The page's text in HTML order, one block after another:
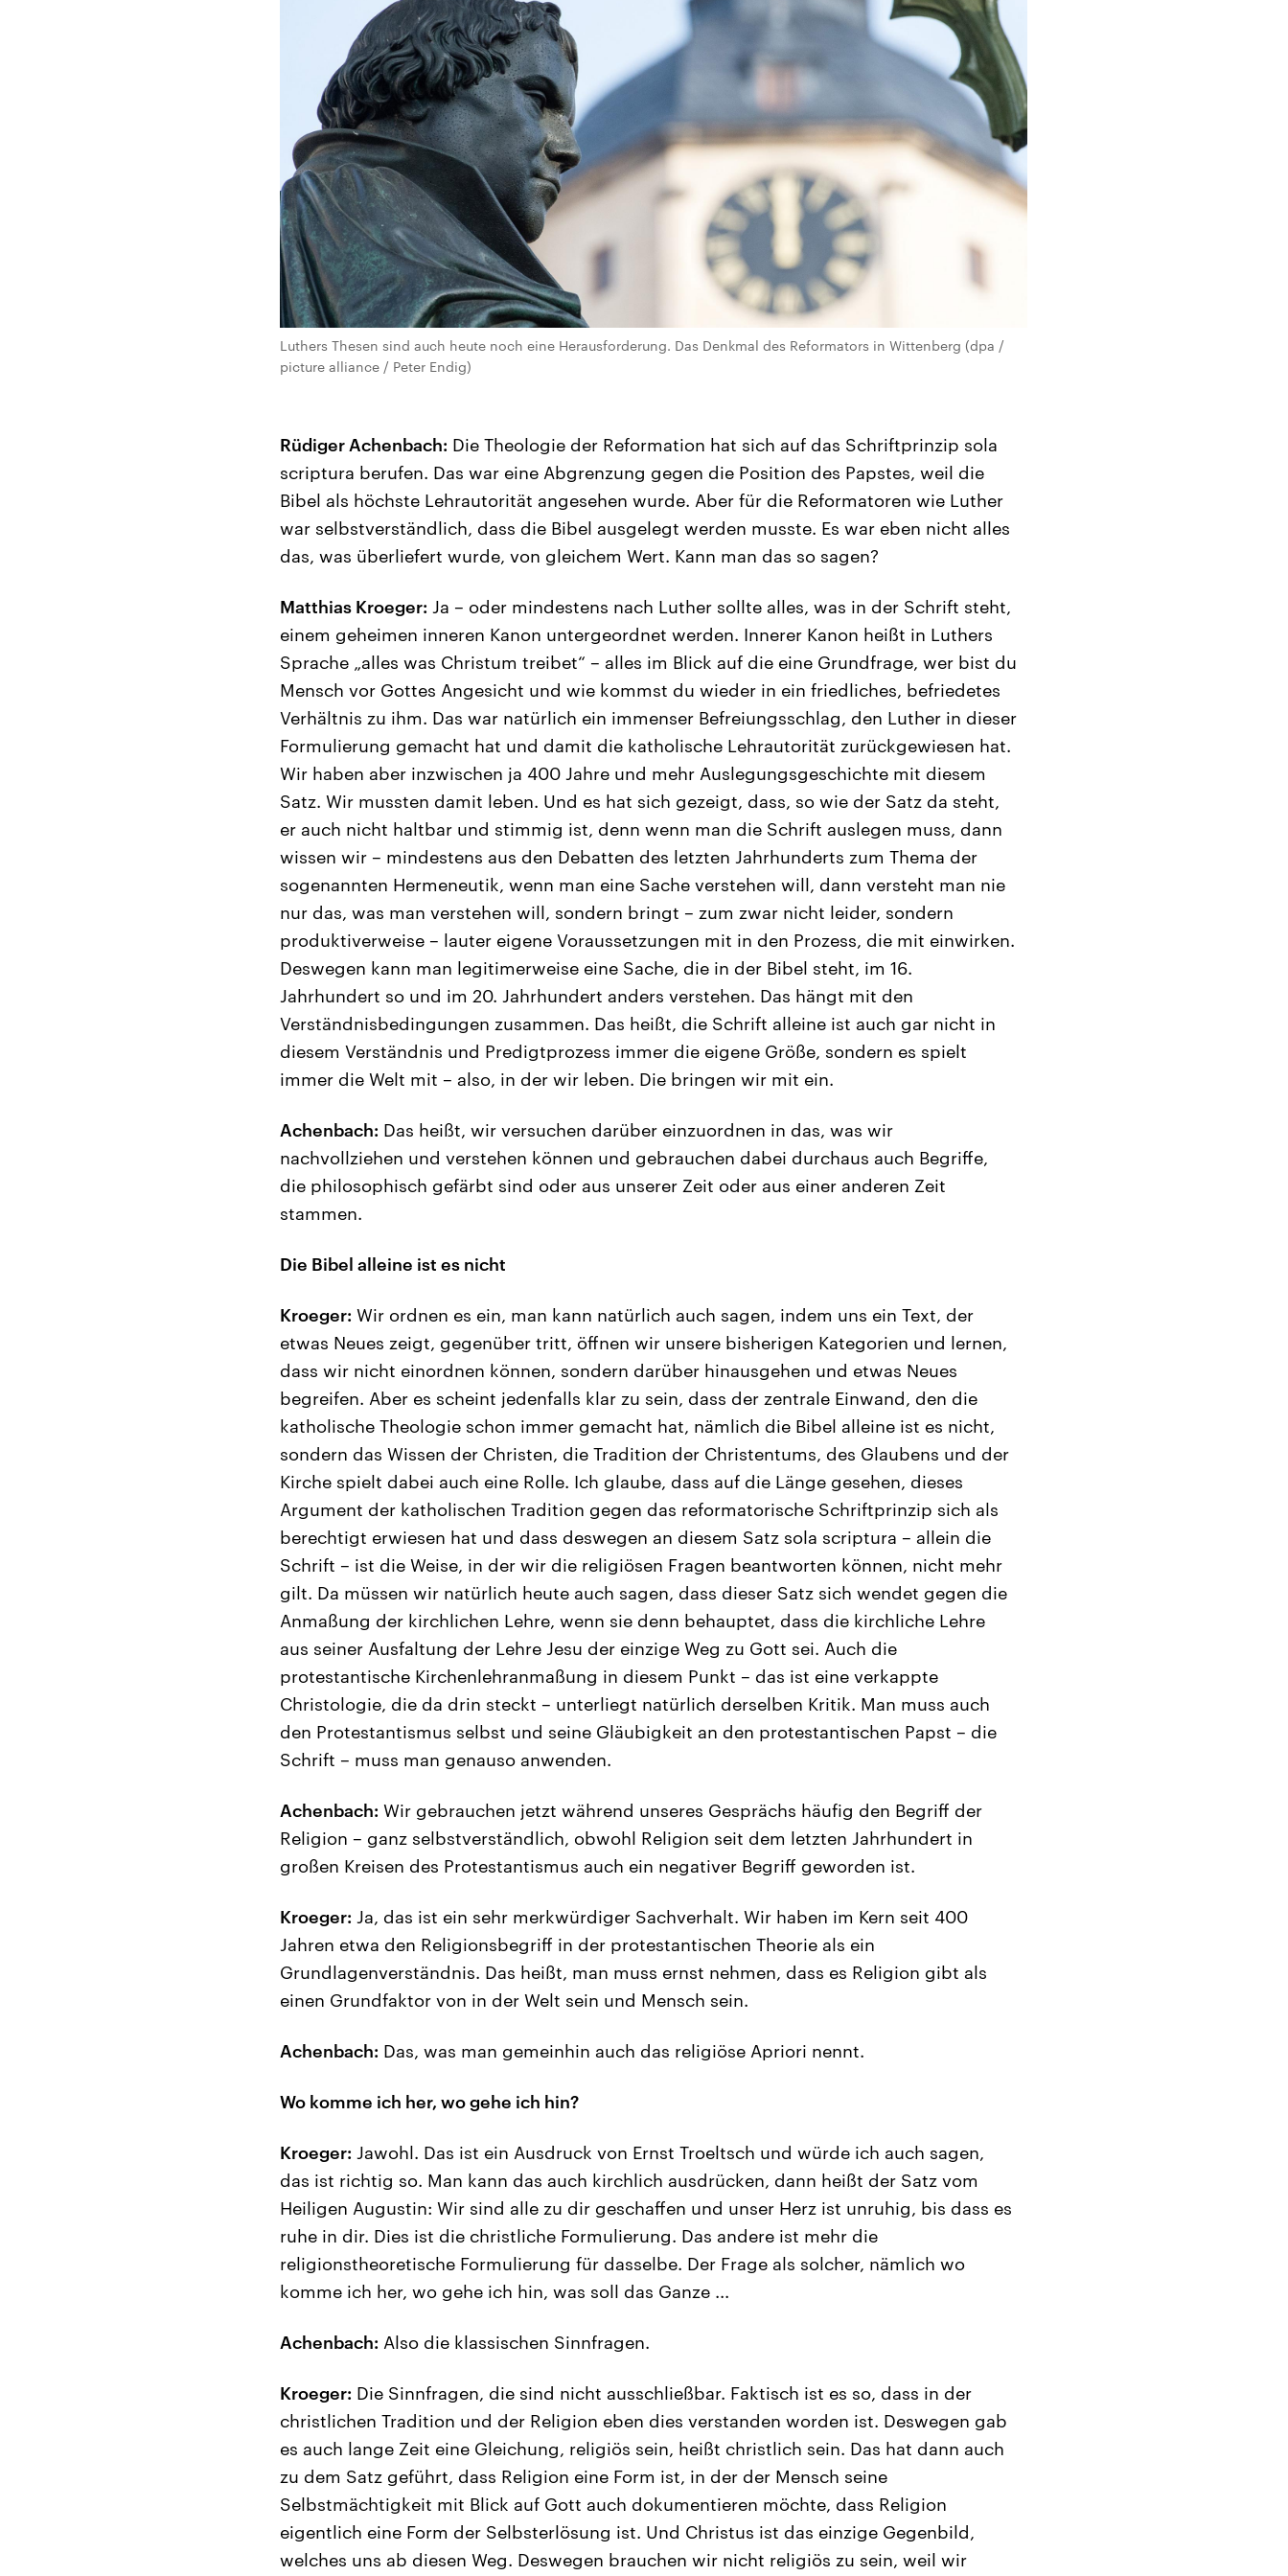
Luthers Thesen sind auch heute noch eine Herausforderung. Das Denkmal des Reformators in Wittenberg (dpa /
picture alliance / Peter Endig)
Rüdiger Achenbach: Die Theologie der Reformation hat sich auf das Schriftprinzip sola
scriptura berufen. Das war eine Abgrenzung gegen die Position des Papstes, weil die
Bibel als höchste Lehrautorität angesehen wurde. Aber für die Reformatoren wie Luther
war selbstverständlich, dass die Bibel ausgelegt werden musste. Es war eben nicht alles
das, was überliefert wurde, von gleichem Wert. Kann man das so sagen?
Matthias Kroeger: Ja – oder mindestens nach Luther sollte alles, was in der Schrift steht,
einem geheimen inneren Kanon untergeordnet werden. Innerer Kanon heißt in Luthers
Sprache „alles was Christum treibet“ – alles im Blick auf die eine Grundfrage, wer bist du
Mensch vor Gottes Angesicht und wie kommst du wieder in ein friedliches, befriedetes
Verhältnis zu ihm. Das war natürlich ein immenser Befreiungsschlag, den Luther in dieser
Formulierung gemacht hat und damit die katholische Lehrautorität zurückgewiesen hat.
Wir haben aber inzwischen ja 400 Jahre und mehr Auslegungsgeschichte mit diesem
Satz. Wir mussten damit leben. Und es hat sich gezeigt, dass, so wie der Satz da steht,
er auch nicht haltbar und stimmig ist, denn wenn man die Schrift auslegen muss, dann
wissen wir – mindestens aus den Debatten des letzten Jahrhunderts zum Thema der
sogenannten Hermeneutik, wenn man eine Sache verstehen will, dann versteht man nie
nur das, was man verstehen will, sondern bringt – zum zwar nicht leider, sondern
produktiverweise – lauter eigene Voraussetzungen mit in den Prozess, die mit einwirken.
Deswegen kann man legitimerweise eine Sache, die in der Bibel steht, im 16.
Jahrhundert so und im 20. Jahrhundert anders verstehen. Das hängt mit den
Verständnisbedingungen zusammen. Das heißt, die Schrift alleine ist auch gar nicht in
diesem Verständnis und Predigtprozess immer die eigene Größe, sondern es spielt
immer die Welt mit – also, in der wir leben. Die bringen wir mit ein.
Achenbach: Das heißt, wir versuchen darüber einzuordnen in das, was wir
nachvollziehen und verstehen können und gebrauchen dabei durchaus auch Begriffe,
die philosophisch gefärbt sind oder aus unserer Zeit oder aus einer anderen Zeit
stammen.
Die Bibel alleine ist es nicht
Kroeger: Wir ordnen es ein, man kann natürlich auch sagen, indem uns ein Text, der
etwas Neues zeigt, gegenüber tritt, öffnen wir unsere bisherigen Kategorien und lernen,
dass wir nicht einordnen können, sondern darüber hinausgehen und etwas Neues
begreifen. Aber es scheint jedenfalls klar zu sein, dass der zentrale Einwand, den die
katholische Theologie schon immer gemacht hat, nämlich die Bibel alleine ist es nicht,
sondern das Wissen der Christen, die Tradition der Christentums, des Glaubens und der
Kirche spielt dabei auch eine Rolle. Ich glaube, dass auf die Länge gesehen, dieses
Argument der katholischen Tradition gegen das reformatorische Schriftprinzip sich als
berechtigt erwiesen hat und dass deswegen an diesem Satz sola scriptura – allein die
Schrift – ist die Weise, in der wir die religiösen Fragen beantworten können, nicht mehr
gilt. Da müssen wir natürlich heute auch sagen, dass dieser Satz sich wendet gegen die
Anmaßung der kirchlichen Lehre, wenn sie denn behauptet, dass die kirchliche Lehre
aus seiner Ausfaltung der Lehre Jesu der einzige Weg zu Gott sei. Auch die
protestantische Kirchenlehranmaßung in diesem Punkt – das ist eine verkappte
Christologie, die da drin steckt – unterliegt natürlich derselben Kritik. Man muss auch
den Protestantismus selbst und seine Gläubigkeit an den protestantischen Papst – die
Schrift – muss man genauso anwenden.
Achenbach: Wir gebrauchen jetzt während unseres Gesprächs häufig den Begriff der
Religion – ganz selbstverständlich, obwohl Religion seit dem letzten Jahrhundert in
großen Kreisen des Protestantismus auch ein negativer Begriff geworden ist.
Kroeger: Ja, das ist ein sehr merkwürdiger Sachverhalt. Wir haben im Kern seit 400
Jahren etwa den Religionsbegriff in der protestantischen Theorie als ein
Grundlagenverständnis. Das heißt, man muss ernst nehmen, dass es Religion gibt als
einen Grundfaktor von in der Welt sein und Mensch sein.
Achenbach: Das, was man gemeinhin auch das religiöse Apriori nennt.
Wo komme ich her, wo gehe ich hin?
Kroeger: Jawohl. Das ist ein Ausdruck von Ernst Troeltsch und würde ich auch sagen,
das ist richtig so. Man kann das auch kirchlich ausdrücken, dann heißt der Satz vom
Heiligen Augustin: Wir sind alle zu dir geschaffen und unser Herz ist unruhig, bis dass es
ruhe in dir. Dies ist die christliche Formulierung. Das andere ist mehr die
religionstheoretische Formulierung für dasselbe. Der Frage als solcher, nämlich wo
komme ich her, wo gehe ich hin, was soll das Ganze ...
Achenbach: Also die klassischen Sinnfragen.
Kroeger: Die Sinnfragen, die sind nicht ausschließbar. Faktisch ist es so, dass in der
christlichen Tradition und der Religion eben dies verstanden worden ist. Deswegen gab
es auch lange Zeit eine Gleichung, religiös sein, heißt christlich sein. Das hat dann auch
zu dem Satz geführt, dass Religion eine Form ist, in der der Mensch seine
Selbstmächtigkeit mit Blick auf Gott auch dokumentieren möchte, dass Religion
eigentlich eine Form der Selbsterlösung ist. Und Christus ist das einzige Gegenbild,
welches uns ab diesen Weg. Deswegen brauchen wir nicht religiös zu sein, weil wir